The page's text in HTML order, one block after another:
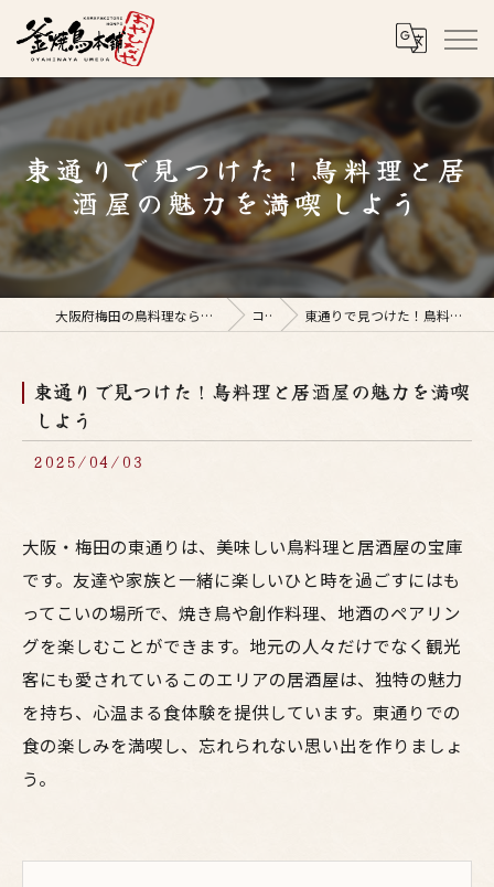
東通りで見つけた！鳥料理と居
酒屋の魅力を満喫しよう
大阪府梅田の鳥料理なら釜焼鳥本舗おやひなや 梅田店 コラム 東通りで見つけた！鳥料理と居酒屋の魅力を満喫しよう
東通りで見つけた！鳥料理と居酒屋の魅力を満喫
しよう
2025/04/03
大阪・梅田の東通りは、美味しい鳥料理と居酒屋の宝庫
です。友達や家族と一緒に楽しいひと時を過ごすにはも
ってこいの場所で、焼き鳥や創作料理、地酒のペアリン
グを楽しむことができます。地元の人々だけでなく観光
客にも愛されているこのエリアの居酒屋は、独特の魅力
を持ち、心温まる食体験を提供しています。東通りでの
食の楽しみを満喫し、忘れられない思い出を作りましょ
う。